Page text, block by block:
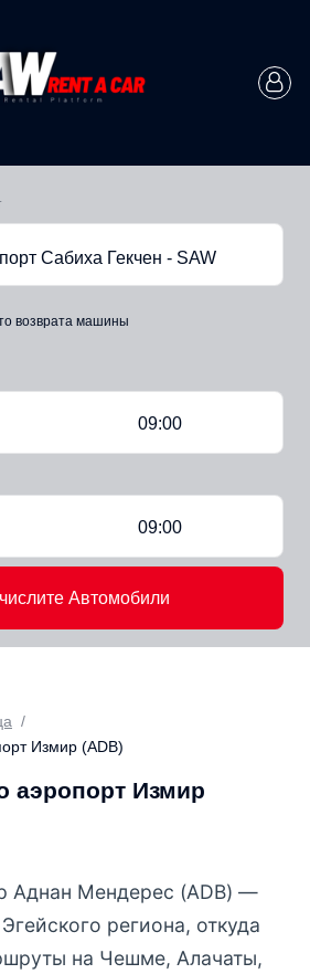
Сабиха Гекчен - SAW
возврата машины
09:00
09:00
Автомобили
Измир (ADB)
аэропорт Измир
Аднан Мендерес (ADB) —
региона, откуда
на Чешме, Алачаты,